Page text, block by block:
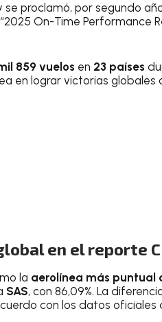
proclamó, por segundo
On-Time Performance
859 vuelos en 23 países
en lograr victorias globales
en el reporte
la aerolínea más puntual
SAS, con 86,09%. La
con los datos oficiales